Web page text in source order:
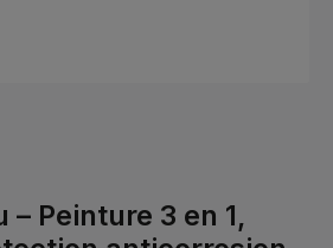
– Peinture 3 en 1,